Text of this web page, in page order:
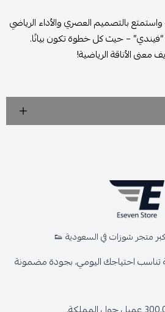
بالتصميم العصري والأداء الرياضي
– حيث كل خطوة تكون بيانًا.
الأناقة الرياضية!
متجر شوزات في السعودية 👟
تناسب احتياجك اليومي، بجودة مضمونة